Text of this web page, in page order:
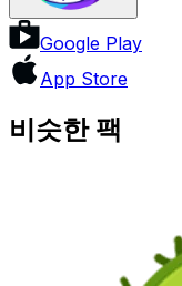
Google Play
App Store
비슷한 팩